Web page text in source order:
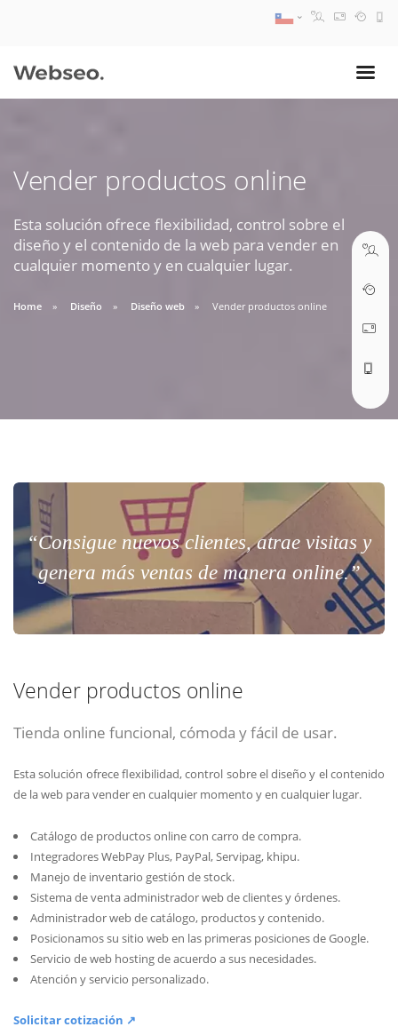
Vender productos online
Esta solución ofrece flexibilidad, control sobre el
diseño y el contenido de la web para vender en
cualquier momento y en cualquier lugar.
Home Diseño Diseño web Vender productos online
“Consigue nuevos clientes, atrae visitas y
genera más ventas de manera online.”
Vender productos online
Tienda online funcional, cómoda y fácil de usar.
Esta solución ofrece flexibilidad, control sobre el diseño y el contenido
de la web para vender en cualquier momento y en cualquier lugar.
Catálogo de productos online con carro de compra.
Integradores WebPay Plus, PayPal, Servipag, khipu.
Manejo de inventario gestión de stock.
Sistema de venta administrador web de clientes y órdenes.
Administrador web de catálogo, productos y contenido.
Posicionamos su sitio web en las primeras posiciones de Google.
Servicio de web hosting de acuerdo a sus necesidades.
Atención y servicio personalizado.
Solicitar cotización ↗
09:30 AM A 18:30 PM
soporte@webseo.cl
ABRIR TICKET